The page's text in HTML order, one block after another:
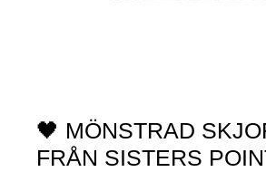
🖤 MÖNSTRAD
FRÅN SISTERS